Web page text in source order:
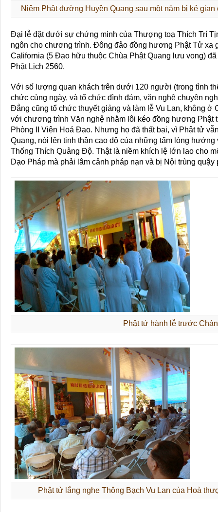
Niệm Phật đường Huyền Quang sau một năm bị kẻ
Đại lễ đặt dưới sự chứng minh của Thượng toạ Thích Trí
ngôn cho chương trình. Đông đảo đồng hương Phật Tử xa
California (5 Đạo hữu thuộc Chùa Phật Quang lưu vong)
Phật Lịch 2560.
Với số lượng quan khách trên dưới 120 người (trong tình
chức cùng ngày, và tổ chức đình đám, văn nghệ chuyên
Đẳng cũng tổ chức thuyết giảng và làm lễ Vu Lan, không ở
với chương trình Văn nghệ nhằm lôi kéo đồng hương Phật
Phòng II Viện Hoá Đạo. Nhưng họ đã thất bại, vì Phật tử
Quang, nói lên tinh thần cao độ của những tấm lòng
Thống Thích Quảng Độ. Thật là niềm khích lệ lớn lao cho
Dạo Pháp mà phải lâm cảnh pháp nạn và bị Nội trùng quậy
Phật tử hành lễ trước
Phật tử lắng nghe Thông Bạch Vu Lan của Hoà